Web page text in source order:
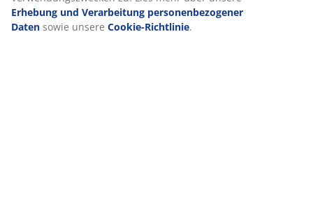
Lieferung
Erhebung und Verarbeitung personenbezogener
Daten sowie unsere Cookie-Richtlinie.